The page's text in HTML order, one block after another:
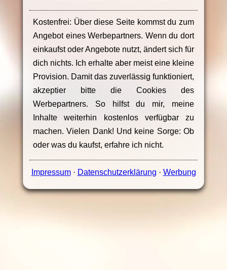
Kostenfrei: Über diese Seite kommst du zum
Angebot eines Werbepartners. Wenn du dort
einkaufst oder Angebote nutzt, ändert sich für
dich nichts. Ich erhalte aber meist eine kleine
Provision. Damit das zuverlässig funktioniert,
akzeptier bitte die Cookies des
Werbepartners. So hilfst du mir, meine
Inhalte weiterhin kostenlos verfügbar zu
machen. Vielen Dank! Und keine Sorge: Ob
oder was du kaufst, erfahre ich nicht.
Impressum· Datenschutzerklärung · Werbung